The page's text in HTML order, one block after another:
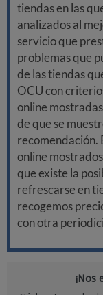
tiendas en las
analizados al
servicio que
problemas que
de las tiendas
OCU con
online
de que se
recomendación.
online
que existe la
refrescarse en
recogemos
con otra